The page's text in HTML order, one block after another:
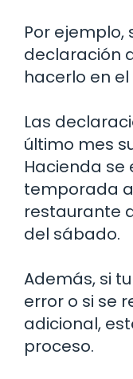
Por ejemplo,
declaración
hacerlo en
Las
último mes
Hacienda se
temporada
restaurante
del sábado.
Además, si
error o si se
adicional,
proceso.